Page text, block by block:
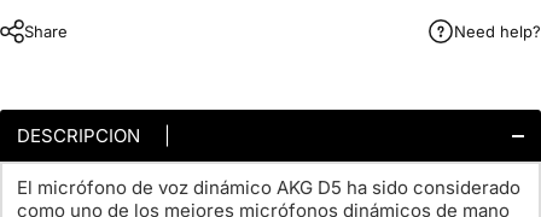
Share Need help?
DESCRIPCION |
El micrófono de voz dinámico AKG D5 ha sido considerado
como uno de los mejores micrófonos dinámicos de mano